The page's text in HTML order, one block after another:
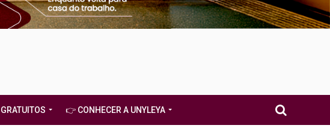
👉 CONHECER A UNYLEYA